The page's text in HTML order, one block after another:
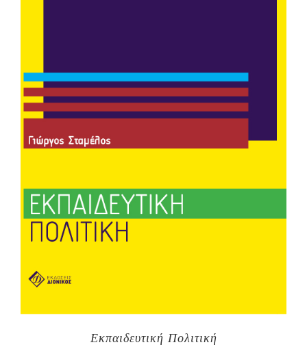
Εκπαιδευτική Πολιτική